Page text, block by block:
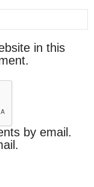
in this
by email.